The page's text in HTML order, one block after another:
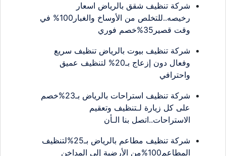
شركة تنظيف شقق بالرياض اسعار
رخيصه..للتخلص من الأوساخ والغبار100% في
وقت قصير35%خصم فوري
شركة تنظيف بيوت بالرياض تنظيف سريع
وفعال دون إزعاج بـ20% لتنظيف عميق
واحترافي
شركة تنظيف استراحات بالرياض بـ23%خصم
على كل زيارة لـتنظيف وتعقيم
الاستراحات..اتصل بنا الـأن
شركة تنظيف مطاعم بالرياض بـ25%لتنظيف
المطاعم100%من الأرضية إلى المداخن